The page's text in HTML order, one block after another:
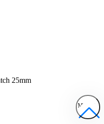
25mm
MENU